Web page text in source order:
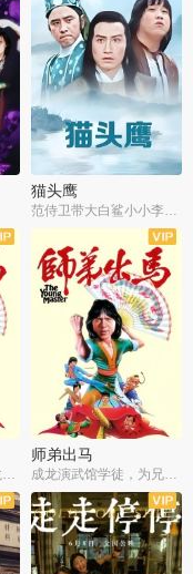
猫头鹰
师兄被迫打假赛，阿龙追查斗黑帮
师弟出马
成龙演武馆学徒，为兄搏命战黑道